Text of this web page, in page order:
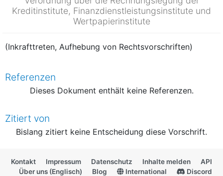
Kreditinstitute, Finanzdienstleistungsinstitute und
Wertpapierinstitute
(Inkrafttreten, Aufhebung von Rechtsvorschriften)
Referenzen
Dieses Dokument enthält keine Referenzen.
Zitiert von
Bislang zitiert keine Entscheidung diese Vorschrift.
Kontakt Impressum Datenschutz Inhalte melden
API
Über uns (Englisch)
Blog International
Discord